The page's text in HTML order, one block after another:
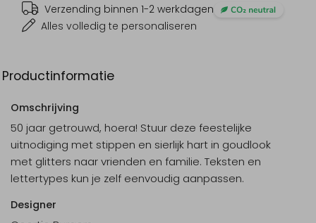
Verzending binnen 1-2 werkdagen
Alles volledig te personaliseren
Productinformatie
Omschrijving
50 jaar getrouwd, hoera! Stuur deze feestelijke
uitnodiging met stippen en sierlijk hart in goudlook
met glitters naar vrienden en familie. Teksten en
lettertypes kun je zelf eenvoudig aanpassen.
Designer